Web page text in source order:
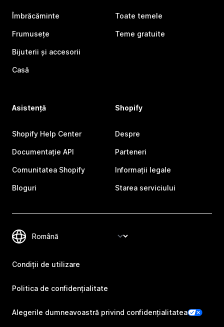
Îmbrăcăminte
Frumusețe
Bijuterii și accesorii
Casă
Toate temele
Teme gratuite
Asistență
Shopify Help Center
Documentație API
Comunitatea Shopify
Bloguri
Shopify
Despre
Parteneri
Informații legale
Starea serviciului
Condiții de utilizare
Politica de confidențialitate
Alegerile dumneavoastră privind confidențialitatea